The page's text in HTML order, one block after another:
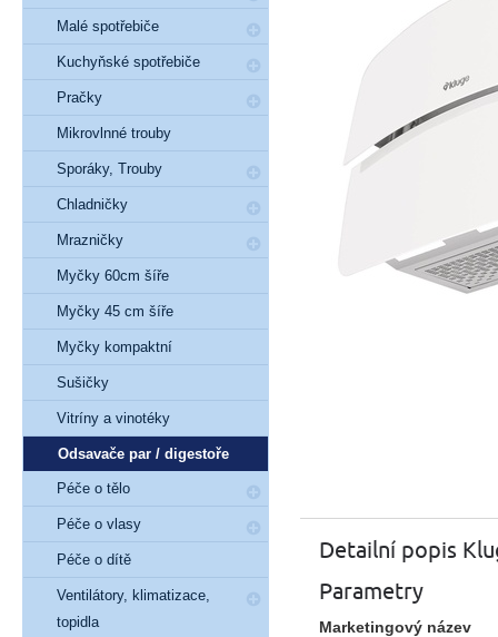
Detailní popis
Parametry
Marketingový název
Malé spotřebiče
Kuchyňské spotřebiče
Pračky
Mikrovlnné trouby
Sporáky, Trouby
Chladničky
Mrazničky
Myčky 60cm šíře
Myčky 45 cm šíře
Myčky kompaktní
Sušičky
Vitríny a vinotéky
Odsavače par / digestoře
Péče o tělo
Péče o vlasy
Péče o dítě
Ventilátory, klimatizace,
topidla